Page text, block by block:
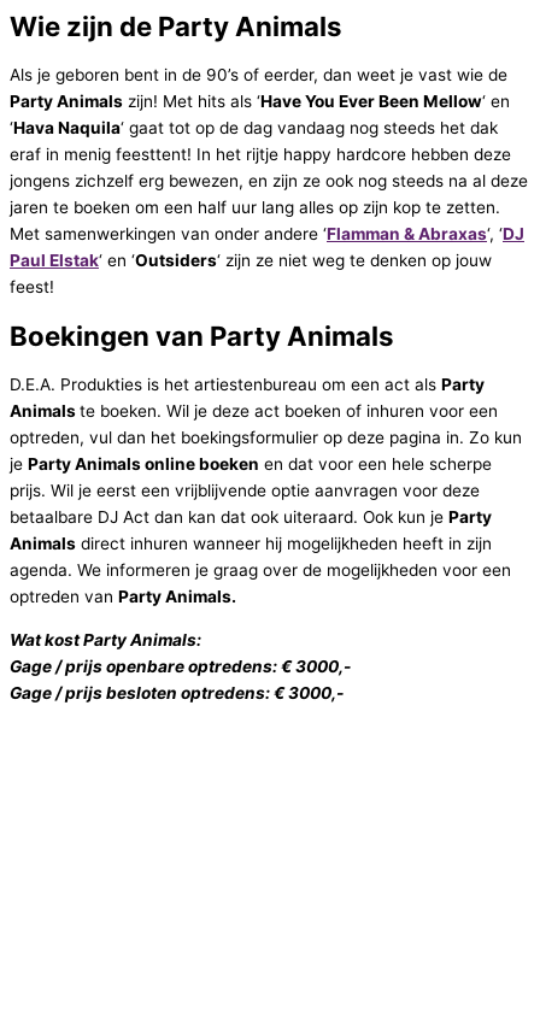
Wie zijn de Party Animals
Als je geboren bent in de 90’s of eerder, dan weet je vast wie de
Party Animals zijn! Met hits als ‘Have You Ever Been Mellow‘ en
‘Hava Naquila‘ gaat tot op de dag vandaag nog steeds het dak
eraf in menig feesttent! In het rijtje happy hardcore hebben deze
jongens zichzelf erg bewezen, en zijn ze ook nog steeds na al deze
jaren te boeken om een half uur lang alles op zijn kop te zetten.
Met samenwerkingen van onder andere ‘Flamman & Abraxas‘, ‘DJ
Paul Elstak‘ en ‘Outsiders‘ zijn ze niet weg te denken op jouw
feest!
Boekingen van Party Animals
D.E.A. Produkties is het artiestenbureau om een act als Party
Animalste boeken. Wil je deze act boeken of inhuren voor een
optreden, vul dan het boekingsformulier op deze pagina in. Zo kun
je Party Animalsonline boeken en dat voor een hele scherpe
prijs. Wil je eerst een vrijblijvende optie aanvragen voor deze
betaalbare DJ Act dan kan dat ook uiteraard. Ook kun je Party
Animals direct inhuren wanneer hij mogelijkheden heeft in zijn
agenda. We informeren je graag over de mogelijkheden voor een
optreden van Party Animals.
Wat kost Party Animals:
Gage / prijs openbare optredens: € 3000,-
Gage / prijs besloten optredens: € 3000,-